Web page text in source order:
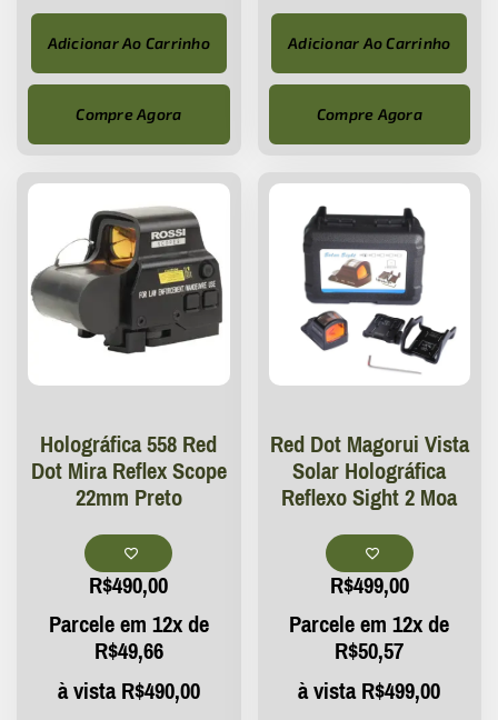
Adicionar Ao Carrinho
Compre Agora
Adicionar Ao Carrinho
Compre Agora
Holográfica 558 Red
Dot Mira Reflex Scope
22mm Preto
R$490,00
Parcele em 12x de
R$49,66
à vistaR$490,00
Red Dot Magorui Vista
Solar Holográfica
Reflexo Sight 2 Moa
R$499,00
Parcele em 12x de
R$50,57
à vistaR$499,00